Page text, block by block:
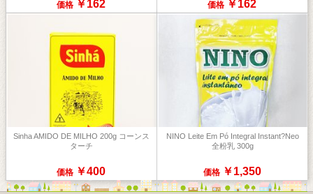
価格 ￥162 価格 ￥162
Sinha AMIDO DE MILHO 200g コーンス
ターチ
価格 ￥400
NINO Leite Em Pó Integral Instant?neo
全粉乳 300g
価格 ￥1,350